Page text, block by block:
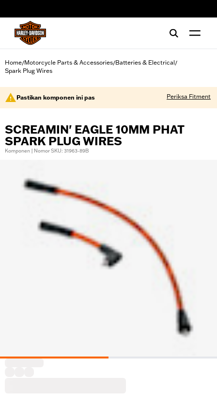
Home/Motorcycle Parts & Accessories/Batteries & Electrical/
Spark Plug Wires
Pastikan komponen ini pas Periksa Fitment
SCREAMIN' EAGLE 10MM PHAT
SPARK PLUG WIRES
Komponen | Nomor SKU: 31963-89B